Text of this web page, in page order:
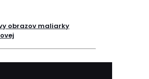
obrazov maliarky